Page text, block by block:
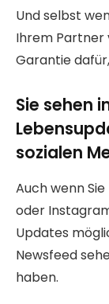
Und selbst
Ihrem Partner
Garantie
Sie sehen
sozialen
Auch wenn
oder
Updates
Newsfeed
haben.